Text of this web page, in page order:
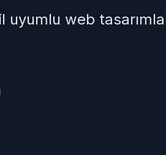
uyumlu web